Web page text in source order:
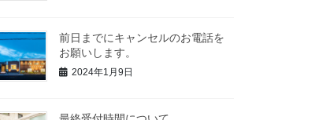
前日までにキャンセルのお電話を
お願いします。
2024年1月9日